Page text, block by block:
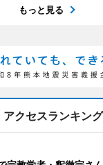
もっと見る
アクセスランキング